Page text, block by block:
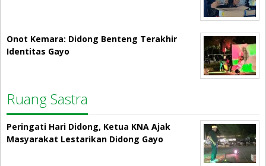
Onot Kemara: Didong Benteng Terakhir
Identitas Gayo
Ruang Sastra
Peringati Hari Didong, Ketua KNA Ajak
Masyarakat Lestarikan Didong Gayo